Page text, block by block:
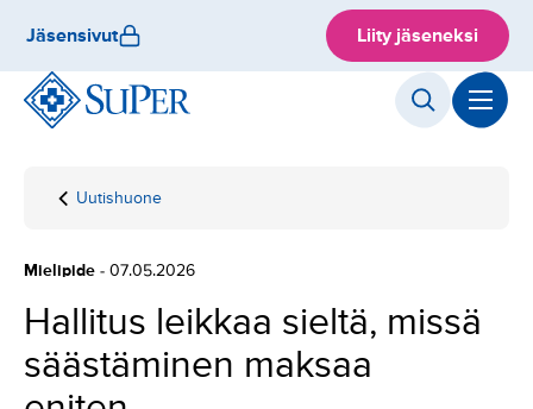
sisältöön
Jäsensivut Liity jäseneksi
Etusivu
Uutishuone
Hallitus
säästäminen
maksaa
eniten
Mielipide - 07.05.2026
Hallitus leikkaa sieltä, missä
säästäminen maksaa